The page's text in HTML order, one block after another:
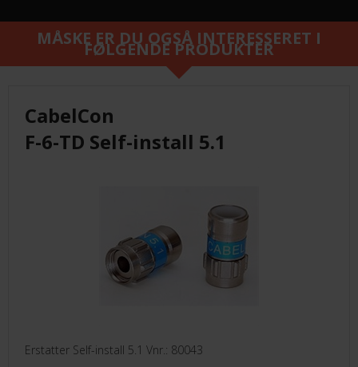
MÅSKE ER DU OGSÅ INTERESSERET I
FØLGENDE PRODUKTER
CabelCon
F-6-TD Self-install 5.1
Erstatter Self-install 5.1 Vnr.: 80043